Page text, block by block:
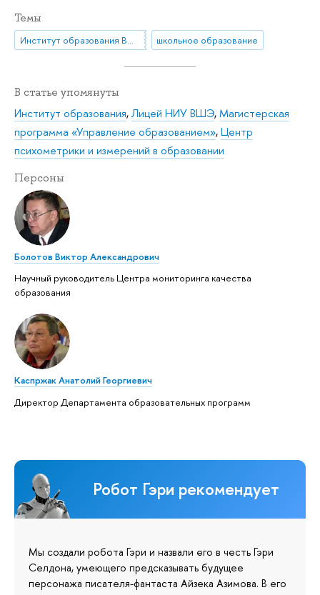
Темы
Институт образования ВШЭ школьное образование
В статье упомянуты
Институт образования,Лицей НИУ ВШЭ,Магистерская
программа «Управление образованием»,Центр
психометрики и измерений в образовании
Персоны
Болотов Виктор Александрович
Научный руководитель Центра мониторинга качества
образования
Каспржак Анатолий Георгиевич
Директор Департамента образовательных программ
Робот Гэри рекомендует
Мы создали робота Гэри и назвали его в честь Гэри
Селдона, умеющего предсказывать будущее
персонажа писателя-фантаста Айзека Азимова. В его